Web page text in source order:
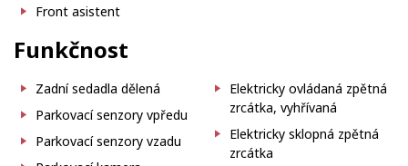
Front asistent
Funkčnost
Zadní sedadla dělená
Parkovací senzory vpředu
Parkovací senzory vzadu
Elektricky ovládaná zpětná
zrcátka, vyhřívaná
Elektricky sklopná zpětná
zrcátka